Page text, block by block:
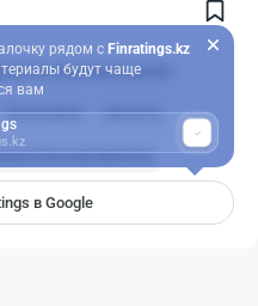
по экономии денег
Экономия валюта
валюта
в Google
рядом с Finratings.kz
будут чаще
вам